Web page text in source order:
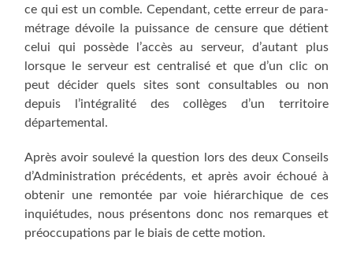
ce qui est un comble. Cepen­dant, cette erreur de para­
mé­trage dévoile la puis­sance de cen­sure que détient
celui qui pos­sède l’accès au ser­veur, d’autant plus
lorsque le ser­veur est cen­tra­li­sé et que d’un clic on
peut déci­der quels sites sont consul­tables ou non
depuis l’intégralité des col­lèges d’un ter­ri­toire
départemental.
Après avoir sou­le­vé la ques­tion lors des deux Conseils
d’Administration pré­cé­dents, et après avoir échoué à
obte­nir une remon­tée par voie hié­rar­chique de ces
inquié­tudes, nous pré­sen­tons donc nos remarques et
pré­oc­cu­pa­tions par le biais de cette motion.